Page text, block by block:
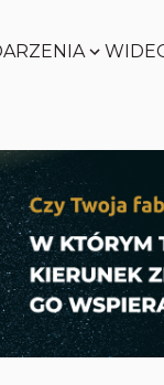
SMART
FACTORY
WORLD
FACTORY
WORLD
Zobacz